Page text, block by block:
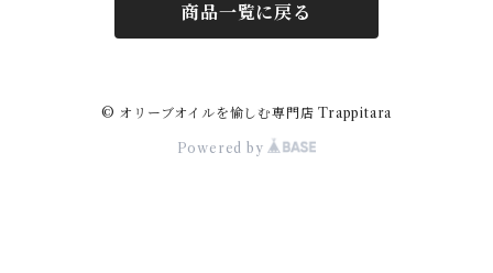
商品一覧に戻る
© オリーブオイルを愉しむ専門店 Trappitara
Powered by